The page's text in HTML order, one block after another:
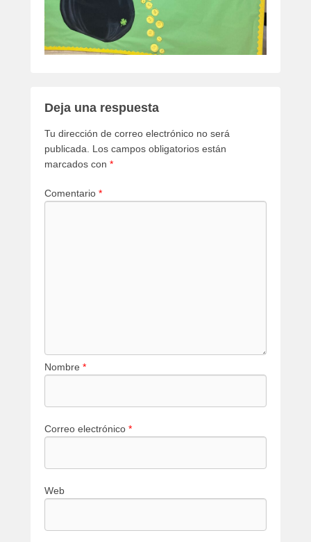
Deja una respuesta
Tu dirección de correo electrónico no será
publicada.
Los campos obligatorios están
marcados con *
Comentario *
Nombre *
Correo electrónico *
Web